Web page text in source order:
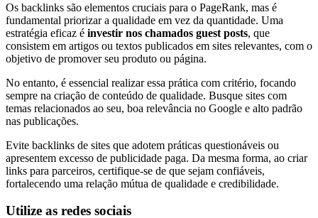
Os backlinks são elementos cruciais para o PageRank, mas é
fundamental priorizar a qualidade em vez da quantidade. Uma
estratégia eficaz é investir nos chamados guest posts, que
consistem em artigos ou textos publicados em sites relevantes, com o
objetivo de promover seu produto ou página.
No entanto, é essencial realizar essa prática com critério, focando
sempre na criação de conteúdo de qualidade. Busque sites com
temas relacionados ao seu, boa relevância no Google e alto padrão
nas publicações.
Evite backlinks de sites que adotem práticas questionáveis ou
apresentem excesso de publicidade paga. Da mesma forma, ao criar
links para parceiros, certifique-se de que sejam confiáveis,
fortalecendo uma relação mútua de qualidade e credibilidade.
Utilize as redes sociais